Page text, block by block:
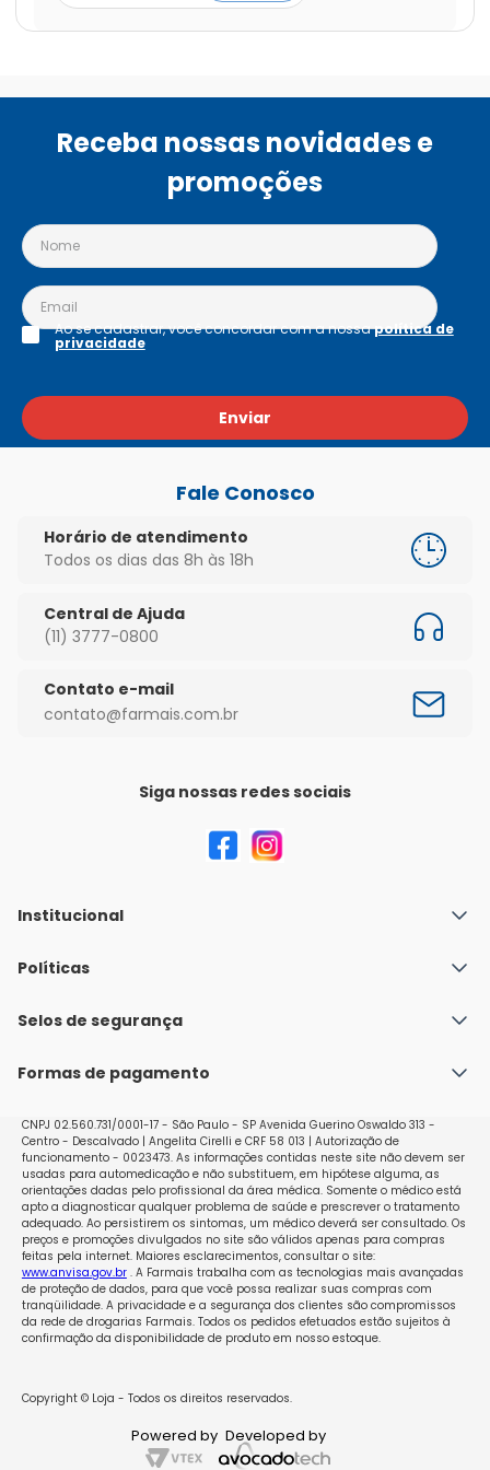
Receba nossas novidades e
promoções
Enviar
Ao se cadastrar, você concordar com a nossapolítica de
privacidade
Fale Conosco
Horário de atendimento
Todos os dias das 8h às 18h
Central de Ajuda
(11) 3777-0800
Contato e-mail
contato@farmais.com.br
Siga nossas redes sociais
Institucional
Quem Somos
Nossas lojas
Políticas
Política de Envio
Políticas de Trocas e Devoluções
Selos de segurança
Formas de pagamento
CNPJ 02.560.731/0001-17 - São Paulo - SP Avenida Guerino Oswaldo 313 -
Centro - Descalvado | Angelita Cirelli e CRF 58 013 | Autorização de
funcionamento - 0023473. As informações contidas neste site não devem ser
usadas para automedicação e não substituem, em hipótese alguma, as
orientações dadas pelo profissional da área médica. Somente o médico está
apto a diagnosticar qualquer problema de saúde e prescrever o tratamento
adequado. Ao persistirem os sintomas, um médico deverá ser consultado. Os
preços e promoções divulgados no site são válidos apenas para compras
feitas pela internet. Maiores esclarecimentos, consultar o site:
www.anvisa.gov.br. A Farmais trabalha com as tecnologias mais avançadas
de proteção de dados, para que você possa realizar suas compras com
tranqüilidade. A privacidade e a segurança dos clientes são compromissos
da rede de drogarias Farmais. Todos os pedidos efetuados estão sujeitos à
confirmação da disponibilidade de produto em nosso estoque.
Copyright © Loja - Todos os direitos reservados.
Powered by Developed by